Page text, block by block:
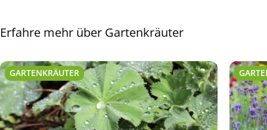
Erfahre mehr über Gartenkräuter
GARTENKRÄUTER